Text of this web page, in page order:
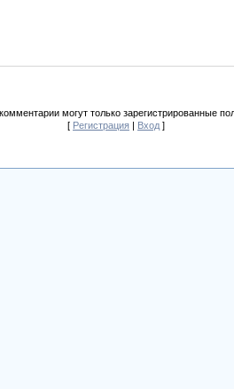
могут только зарегистрированные
[ Регистрация | Вход ]